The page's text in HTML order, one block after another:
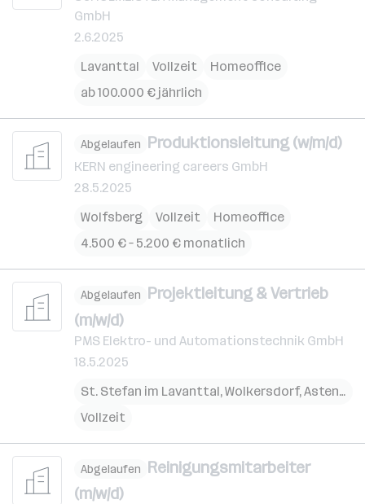
GmbH
2.6.2025
Lavanttal
Vollzeit
Homeoffice
ab 100.000 € jährlich
Abgelaufen Produktionsleitung (w/m/d)
KERN engineering careers GmbH
28.5.2025
Wolfsberg
Vollzeit
Homeoffice
4.500 € – 5.200 € monatlich
Abgelaufen Projektleitung & Vertrieb
(m/w/d)
PMS Elektro- und Automationstechnik GmbH
18.5.2025
St. Stefan im Lavanttal,Wolkersdorf,Asten,
Vollzeit
Abgelaufen Reinigungsmitarbeiter
(m/w/d)